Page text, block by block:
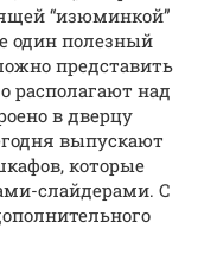
“изюминкой”
один полезный
представить
располагают над
в дверцу
выпускают
которые
слайдерами. С